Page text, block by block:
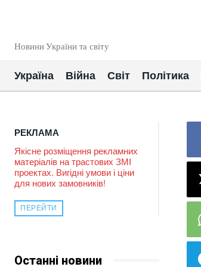
Новини України та світу
Україна Війна Світ Політика
РЕКЛАМА
Якісне розміщення рекламних
матеріалів на трастових ЗМІ
проектах. Вигідні умови і ціни
для нових замовників!
ПЕРЕЙТИ
Останні новини